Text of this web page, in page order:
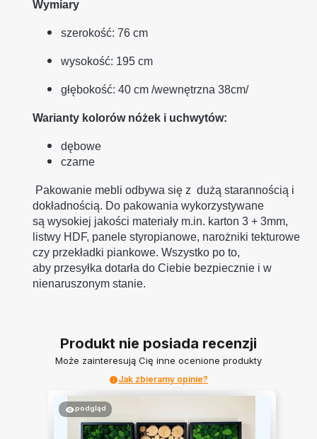
Wymiary
szerokość: 76 cm
wysokość: 195 cm
głębokość: 40 cm /wewnętrzna 38cm/
Warianty kolorów nóżek i uchwytów:
dębowe
czarne
Pakowanie mebli odbywa się z dużą starannością i
dokładnością. Do pakowania wykorzystywane
są wysokiej jakości materiały m.in. karton 3 + 3mm,
listwy HDF, panele styropianowe, narożniki tekturowe
czy przekładki piankowe. Wszystko po to,
aby przesyłka dotarła do Ciebie bezpiecznie i w
nienaruszonym stanie.
Produkt nie posiada recenzji
Może zainteresują Cię inne ocenione produkty
Jak zbieramy opinie?
podgląd